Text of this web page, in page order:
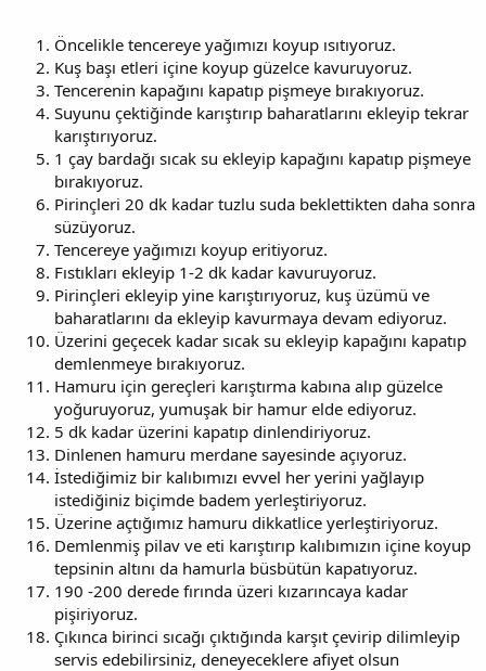
Öncelikle tencereye yağımızı koyup ısıtıyoruz.
Kuş başı etleri içine koyup güzelce kavuruyoruz.
Tencerenin kapağını kapatıp pişmeye bırakıyoruz.
Suyunu çektiğinde karıştırıp baharatlarını ekleyip tekrar
karıştırıyoruz.
1 çay bardağı sıcak su ekleyip kapağını kapatıp pişmeye
bırakıyoruz.
Pirinçleri 20 dk kadar tuzlu suda beklettikten daha sonra
süzüyoruz.
Tencereye yağımızı koyup eritiyoruz.
Fıstıkları ekleyip 1-2 dk kadar kavuruyoruz.
Pirinçleri ekleyip yine karıştırıyoruz, kuş üzümü ve
baharatlarını da ekleyip kavurmaya devam ediyoruz.
Üzerini geçecek kadar sıcak su ekleyip kapağını kapatıp
demlenmeye bırakıyoruz.
Hamuru için gereçleri karıştırma kabına alıp güzelce
yoğuruyoruz, yumuşak bir hamur elde ediyoruz.
5 dk kadar üzerini kapatıp dinlendiriyoruz.
Dinlenen hamuru merdane sayesinde açıyoruz.
İstediğimiz bir kalıbımızı evvel her yerini yağlayıp
istediğiniz biçimde badem yerleştiriyoruz.
Üzerine açtığımız hamuru dikkatlice yerleştiriyoruz.
Demlenmiş pilav ve eti karıştırıp kalıbımızın içine koyup
tepsinin altını da hamurla büsbütün kapatıyoruz.
190 -200 derede fırında üzeri kızarıncaya kadar
pişiriyoruz.
Çıkınca birinci sıcağı çıktığında karşıt çevirip dilimleyip
servis edebilirsiniz, deneyeceklere afiyet olsun